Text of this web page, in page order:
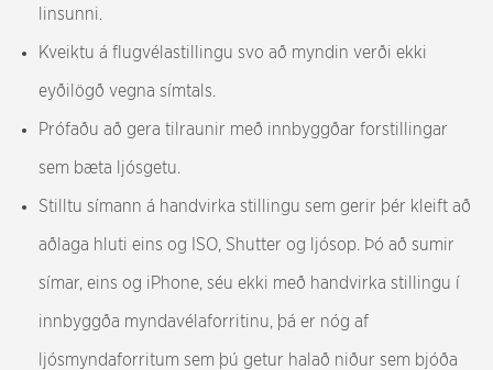
linsunni.
Kveiktu á flugvélastillingu svo að myndin verði ekki
eyðilögð vegna símtals.
Prófaðu að gera tilraunir með innbyggðar forstillingar
sem bæta ljósgetu.
Stilltu símann á handvirka stillingu sem gerir þér kleift að
aðlaga hluti eins og ISO, Shutter ​​og ljósop. Þó að sumir
símar, eins og iPhone, séu ekki með handvirka stillingu í
innbyggða myndavélaforritinu, þá er nóg af
ljósmyndaforritum sem þú getur halað niður sem bjóða